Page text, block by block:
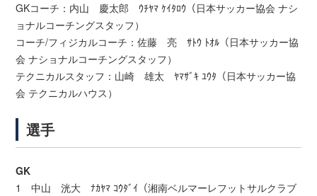
GKコーチ：内山 慶太郎 ｳﾁﾔﾏ ｹｲﾀﾛｳ（日本サッカー協会 ナシ
ョナルコーチングスタッフ）
コーチ/フィジカルコーチ：佐藤 亮 ｻﾄｳ ﾄｵﾙ（日本サッカー協
会 ナショナルコーチングスタッフ）
テクニカルスタッフ：山崎 雄太 ﾔﾏｻﾞｷ ﾕｳﾀ（日本サッカー協
会 テクニカルハウス）
選手
GK
1 中山 洸大 ﾅｶﾔﾏ ｺｳﾀﾞｲ（湘南ベルマーレフットサルクラブ